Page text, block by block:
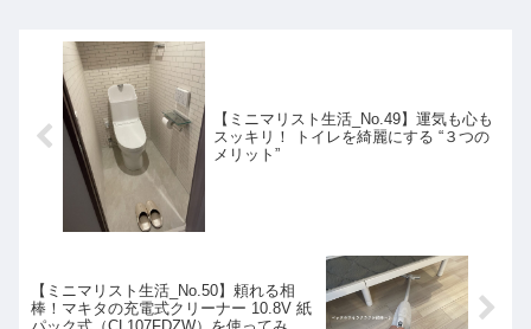
【ミニマリスト生活_No.49】運気も心も
スッキリ！ トイレを綺麗にする “３つの
メリット”
【ミニマリスト生活_No.50】頼れる相
棒！マキタの充電式クリーナー 10.8V 紙